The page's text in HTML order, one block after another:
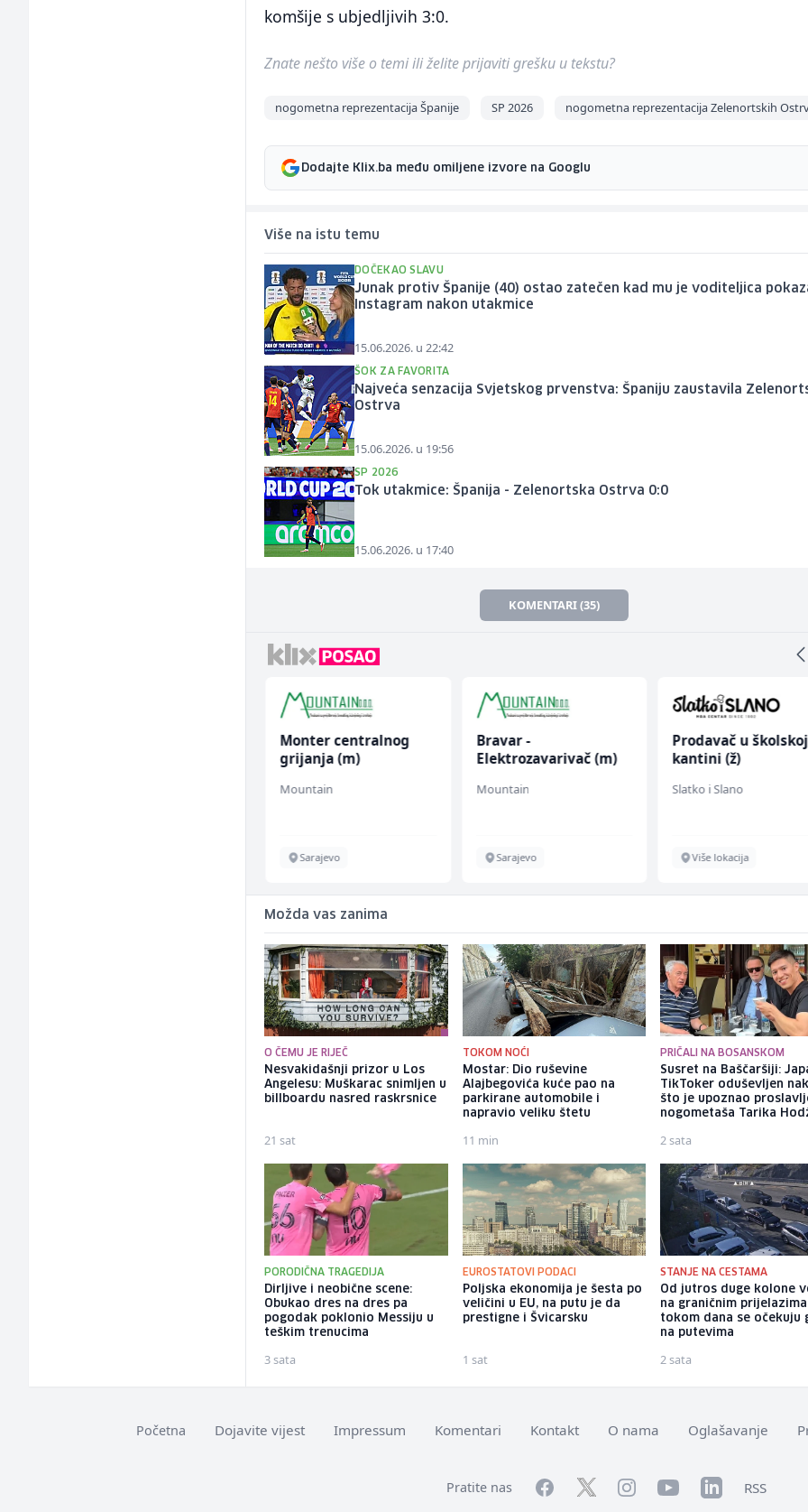
komšije s ubjedljivih 3:0.
Znate nešto više o temi ili želite prijaviti grešku u tekstu?
nogometna reprezentacija Španije SP 2026 nogometna reprezentacija Zelenortskih
Dodajte Klix.ba među omiljene izvore na Googlu
Više na istu temu
DOČEKAO SLAVU
Junak protiv Španije (40) ostao zatečen kad mu je voditeljica
Instagram nakon utakmice
15.06.2026. u 22:42
ŠOK ZA FAVORITA
Najveća senzacija Svjetskog prvenstva: Španiju zaustavila
Ostrva
15.06.2026. u 19:56
SP 2026
Tok utakmice: Španija - Zelenortska Ostrva 0:0
15.06.2026. u 17:40
KOMENTARI (35)
Monter centralnog
grijanja (m)
Mountain
Sarajevo
Bravar -
Elektrozavarivač (m)
Mountain
Sarajevo
Prodavač u školskoj
kantini (ž)
Slatko i Slano
Više lokacija
Možda vas zanima
O ČEMU JE RIJEČ
Nesvakidašnji prizor u Los
Angelesu: Muškarac snimljen u
billboardu nasred raskrsnice
21 sat
TOKOM NOĆI
Mostar: Dio ruševine
Alajbegovića kuće pao na
parkirane automobile i
napravio veliku štetu
11 min
PRIČALI NA BOSANSKOM
Susret na Baščaršiji:
TikToker oduševljen
što je upoznao
nogometaša Tarika
2 sata
PORODIČNA TRAGEDIJA
Dirljive i neobične scene:
Obukao dres na dres pa
pogodak poklonio Messiju u
teškim trenucima
3 sata
EUROSTATOVI PODACI
Poljska ekonomija je šesta po
veličini u EU, na putu je da
prestigne i Švicarsku
1 sat
STANJE NA CESTAMA
Od jutros duge kolone
na graničnim
tokom dana se očekuju
na putevima
2 sata
Početna Dojavite vijest Impressum Komentari Kontakt O nama Oglašavanje
Pratite nas FacebookTwitterInstagramYouTubeLinkedInRSS